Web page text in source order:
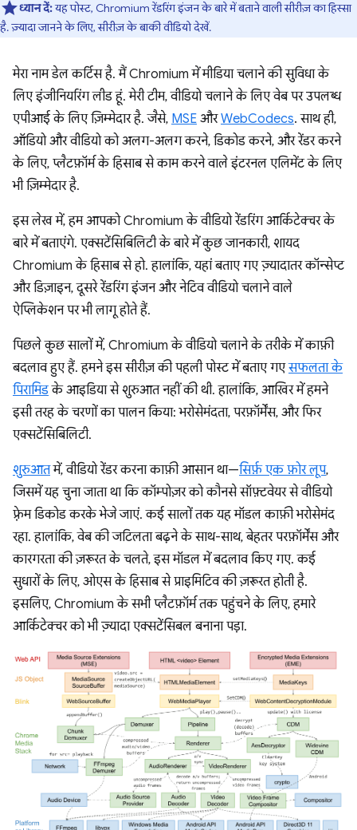
ध्यान दें:यह पोस्ट, Chromium रेंडरिंग इंजन के बारे में बताने वाली सीरीज़ का हिस्सा
है. ज़्यादा जानने के लिए, सीरीज़ के बाकी वीडियो देखें.
मेरा नाम डेल कर्टिस है. मैं Chromium में मीडिया चलाने की सुविधा के
लिए इंजीनियरिंग लीड हूं. मेरी टीम, वीडियो चलाने के लिए वेब पर उपलब्ध
एपीआई के लिए ज़िम्मेदार है. जैसे, MSE औरWebCodecs. साथ ही,
ऑडियो और वीडियो को अलग-अलग करने, डिकोड करने, और रेंडर करने
के लिए, प्लैटफ़ॉर्म के हिसाब से काम करने वाले इंटरनल एलिमेंट के लिए
भी ज़िम्मेदार है.
इस लेख में, हम आपको Chromium के वीडियो रेंडरिंग आर्किटेक्चर के
बारे में बताएंगे. एक्सटेंसिबिलिटी के बारे में कुछ जानकारी, शायद
Chromium के हिसाब से हो. हालांकि, यहां बताए गए ज़्यादातर कॉन्सेप्ट
और डिज़ाइन, दूसरे रेंडरिंग इंजन और नेटिव वीडियो चलाने वाले
ऐप्लिकेशन पर भी लागू होते हैं.
पिछले कुछ सालों में, Chromium के वीडियो चलाने के तरीके में काफ़ी
बदलाव हुए हैं. हमने इस सीरीज़ की पहली पोस्ट में बताए गएसफलता के
पिरामिडके आइडिया से शुरुआत नहीं की थी. हालांकि, आखिर में हमने
इसी तरह के चरणों का पालन किया: भरोसेमंदता, परफ़ॉर्मेंस, और फिर
एक्सटेंसिबिलिटी.
शुरुआतमें, वीडियो रेंडर करना काफ़ी आसान था—सिर्फ़ एक फ़ोर लूप,
जिसमें यह चुना जाता था कि कॉम्पोज़र को कौनसे सॉफ़्टवेयर से वीडियो
फ़्रेम डिकोड करके भेजे जाएं. कई सालों तक यह मॉडल काफ़ी भरोसेमंद
रहा. हालांकि, वेब की जटिलता बढ़ने के साथ-साथ, बेहतर परफ़ॉर्मेंस और
कारगरता की ज़रूरत के चलते, इस मॉडल में बदलाव किए गए. कई
सुधारों के लिए, ओएस के हिसाब से प्राइमिटिव की ज़रूरत होती है.
इसलिए, Chromium के सभी प्लैटफ़ॉर्म तक पहुंचने के लिए, हमारे
आर्किटेक्चर को भी ज़्यादा एक्सटेंसिबल बनाना पड़ा.